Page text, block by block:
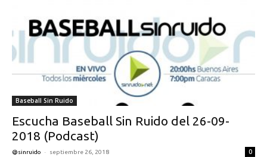
Baseball Sin Ruido
Escucha Baseball Sin Ruido del 26-09-
2018 (Podcast)
@sinruido - septiembre 26, 2018 0